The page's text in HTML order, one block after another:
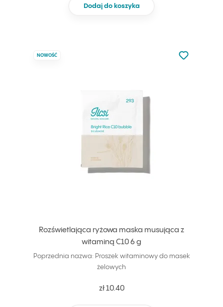
Dodaj do koszyka
Rozświetlająca ryżowa maska musująca z
witaminą C10 6 g
NOWOŚĆ
Poprzednia nazwa: Proszek witaminowy do masek
żelowych
zł 10.40
Nie dodano
Dodaj do